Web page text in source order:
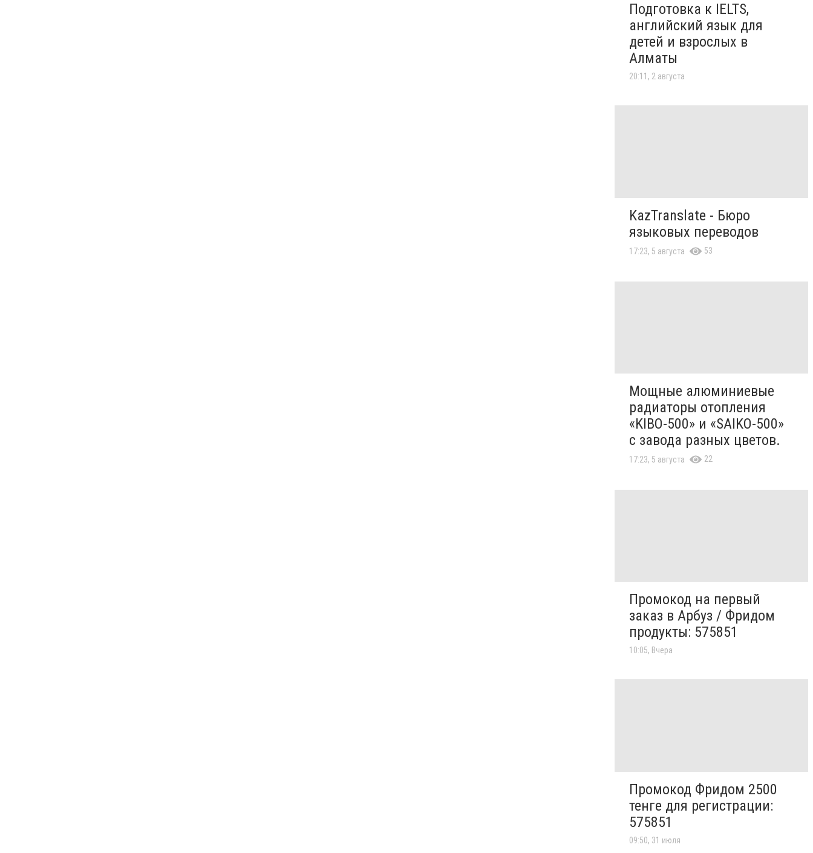
Подготовка к IELTS,
английский язык для
детей и взрослых в
Алматы
20:11, 2 августа
KazTranslate - Бюро
языковых переводов
17:23, 5 августа 53
Мощные алюминиевые
радиаторы отопления
«KIBO-500» и «SAIKO-500»
с завода разных цветов.
17:23, 5 августа 22
Промокод на первый
заказ в Арбуз / Фридом
продукты: 575851
10:05, Вчера
Промокод Фридом 2500
тенге для регистрации:
575851
09:50, 31 июля